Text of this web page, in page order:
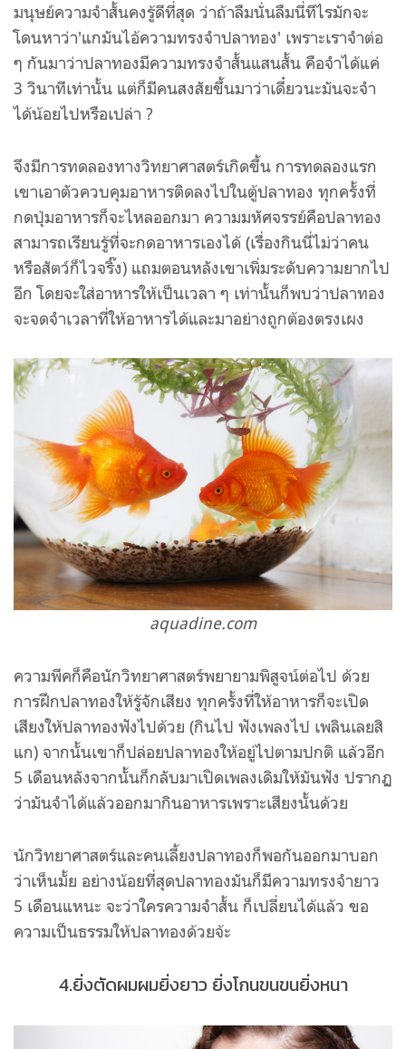
มนุษย์ความจำสั้นคงรู้ดีที่สุด ว่าถ้าลืมนั่นลืมนี่ทีไรมักจะ
โดนหาว่า'แกมันไอ้ความทรงจำปลาทอง' เพราะเราจำต่อ
ๆ กันมาว่าปลาทองมีความทรงจำสั้นแสนสั้น คือจำได้แค่
3 วินาทีเท่านั้น แต่ก็มีคนสงสัยขึ้นมาว่าเดี๋ยวนะมันจะจำ
ได้น้อยไปหรือเปล่า ?
จึงมีการทดลองทางวิทยาศาสตร์เกิดขึ้น การทดลองแรก
เขาเอาตัวควบคุมอาหารติดลงไปในตู้ปลาทอง ทุกครั้งที่
กดปุ่มอาหารก็จะไหลออกมา ความมหัศจรรย์คือปลาทอง
สามารถเรียนรู้ที่จะกดอาหารเองได้ (เรื่องกินนี่ไม่ว่าคน
หรือสัตว์ก็ไวจริ๊ง) แถมตอนหลังเขาเพิ่มระดับความยากไป
อีก โดยจะใส่อาหารให้เป็นเวลา ๆ เท่านั้นก็พบว่าปลาทอง
จะจดจำเวลาที่ให้อาหารได้และมาอย่างถูกต้องตรงเผง
aquadine.com
ความพีคก็คือนักวิทยาศาสตร์พยายามพิสูจน์ต่อไป ด้วย
การฝึกปลาทองให้รู้จักเสียง ทุกครั้งที่ให้อาหารก็จะเปิด
เสียงให้ปลาทองฟังไปด้วย (กินไป ฟังเพลงไป เพลินเลยสิ
แก) จากนั้นเขาก็ปล่อยปลาทองให้อยู่ไปตามปกติ แล้วอีก
5 เดือนหลังจากนั้นก็กลับมาเปิดเพลงเดิมให้มันฟัง ปรากฏ
ว่ามันจำได้แล้วออกมากินอาหารเพราะเสียงนั้นด้วย
นักวิทยาศาสตร์และคนเลี้ยงปลาทองก็พอกันออกมาบอก
ว่าเห็นมั้ย อย่างน้อยที่สุดปลาทองมันก็มีความทรงจำยาว
5 เดือนแหนะ จะว่าใครความจำสั้น ก็เปลี่ยนได้แล้ว ขอ
ความเป็นธรรมให้ปลาทองด้วยจ้ะ
4.ยิ่งตัดผมผมยิ่งยาว ยิ่งโกนขนขนยิ่งหนา